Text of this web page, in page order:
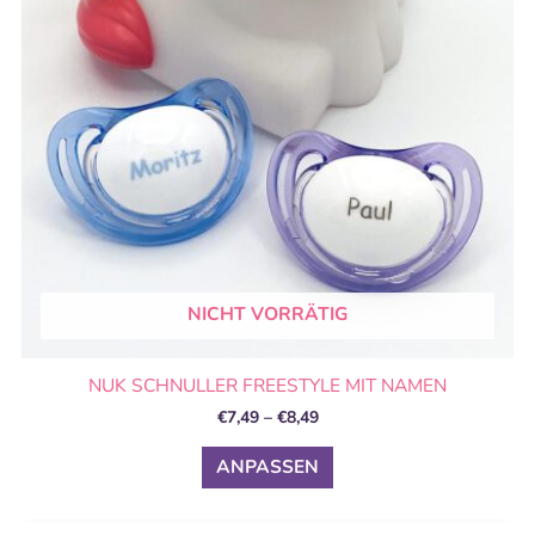
NICHT VORRÄTIG
NUK SCHNULLER FREESTYLE MIT NAMEN
€7,49 – €8,49
ANPASSEN
können
auf
der
Produktseite
werden